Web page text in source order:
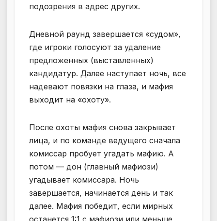
подозрения в адрес других.
Дневной раунд завершается «судом»,
где игроки голосуют за удаление
предложенных (выставленных)
кандидатур. Далее наступает ночь, все
надевают повязки на глаза, и мафия
выходит на «охоту».
После охоты мафия снова закрывает
лица, и по команде ведущего сначала
комиссар пробует угадать мафию. А
потом — дон (главный мафиози)
угадывает комиссара. Ночь
завершается, начинается день и так
далее. Мафия победит, если мирных
останется 1:1 с мафиози или меньше.